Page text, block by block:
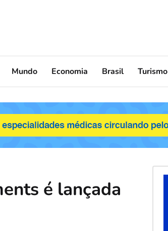
Mundo Economia Brasil Turismo
é lançada